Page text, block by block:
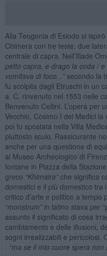
Alla Teogonia di Esiodo si
Chimera con tre teste: due
centrale di capra. Nell’Iliade
petto capra, e drago la coda /
vomitava di foco...” secondo la
fu scolpita dagli Etruschi in un
a. C. rinvenuto nel 1553 nelle
Benvenuto Cellini. L’opera per
Vecchio, Cosimo I dei Medici
poi fu spostata nella Villa
piuttosto sculo. Rassicurante
anche per una questione di
al Museo Archeologico di
fontane in Piazza della
greco “Khimaira”che significa
domestici e il più domestico tra
critico d’arte e politico a tempo
“monstrum”in latino stava per
assunto il significato di cosa
cambiamento e delle illusioni,
sogni irrealizzabili e pericolosi.
: “ma se il mio cuore spera non